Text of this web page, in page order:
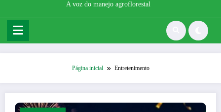
A voz do manejo agroflorestal
Página inicial Entretenimento